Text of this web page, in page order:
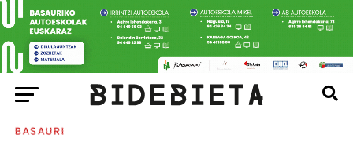
BASAURI